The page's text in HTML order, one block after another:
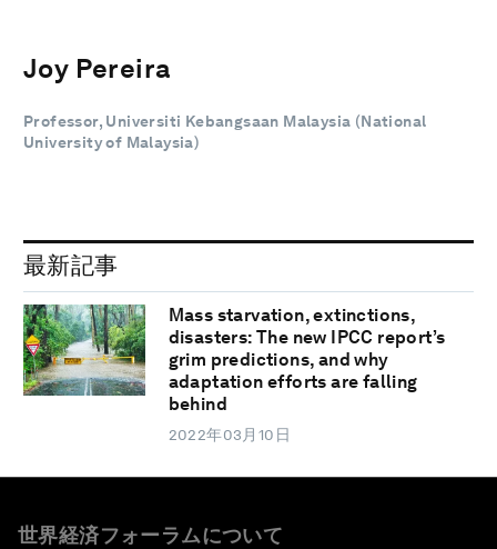
Joy Pereira
Professor, Universiti Kebangsaan Malaysia (National
University of Malaysia)
最新記事
Mass starvation, extinctions,
disasters: The new IPCC report’s
grim predictions, and why
adaptation efforts are falling
behind
2022年03月10日
世界経済フォーラムについて